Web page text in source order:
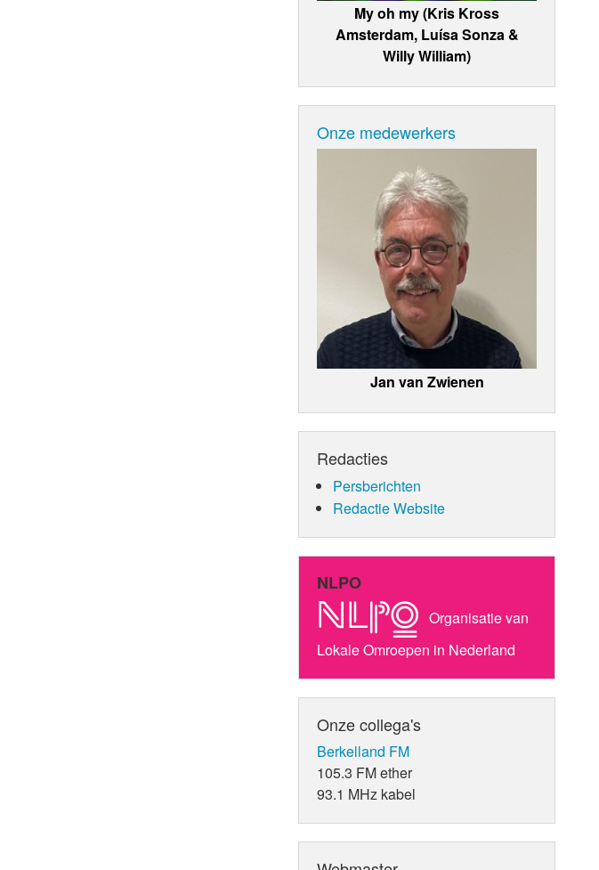
My oh my (Kris Kross
Amsterdam, Luísa Sonza &
Willy William)
Onze medewerkers
Jan van Zwienen
Redacties
Persberichten
Redactie Website
NLPO
Organisatie van
Lokale Omroepen in Nederland
Onze collega's
Berkelland FM
105.3 FM ether
93.1 MHz kabel